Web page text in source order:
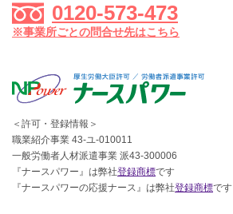
0120-573-473
※事業所ごとの問合せ先はこちら
＜許可・登録情報＞
職業紹介事業 43-ユ-010011
一般労働者人材派遣事業 派43-300006
『ナースパワー』は弊社登録商標です
『ナースパワーの応援ナース』は弊社登録商標です